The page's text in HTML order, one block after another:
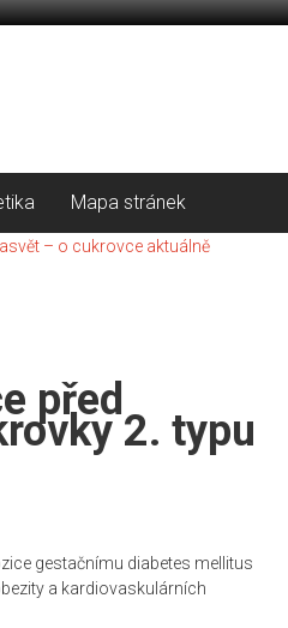
Mapa stránek
před
2. typu
gestačnímu diabetes mellitus
a kardiovaskulárních